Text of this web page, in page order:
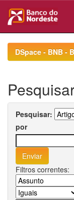
navigationDSpace - BNB -
Pesquisar:
por
Filtros correntes: